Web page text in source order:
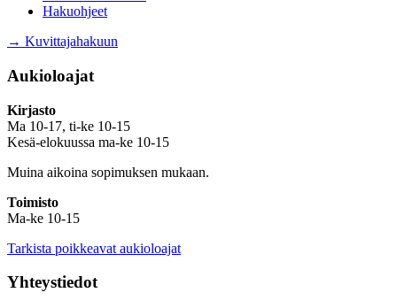
Hakuohjeet
→ Kuvittajahakuun
Aukioloajat
Kirjasto
Ma 10-17, ti-ke 10-15
Kesä-elokuussa ma-ke 10-15
Muina aikoina sopimuksen mukaan.
Toimisto
Ma-ke 10-15
Tarkista poikkeavat aukioloajat
Yhteystiedot